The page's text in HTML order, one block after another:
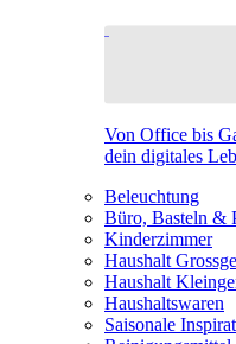
Von Office bis
dein digitales
Beleuchtung
Büro, Basteln &
Kinderzimmer
Haushalt
Haushalt
Haushaltswaren
Saisonale